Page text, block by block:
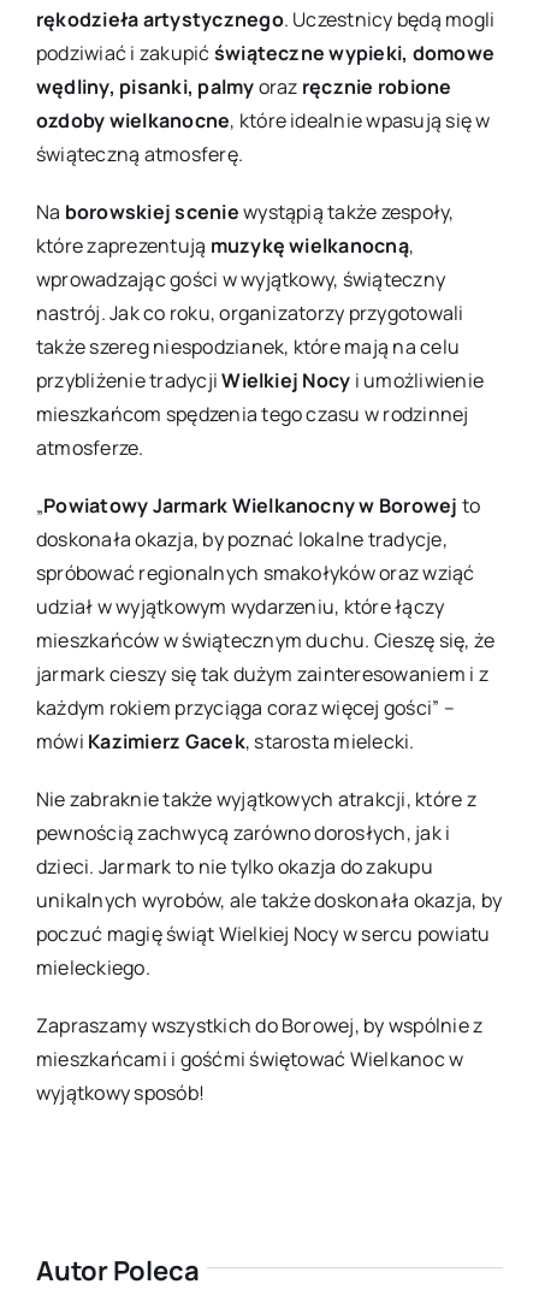
rękodzieła artystycznego. Uczestnicy będą mogli
podziwiać i zakupićświąteczne wypieki, domowe
wędliny, pisanki, palmyoraz ręcznie robione
ozdoby wielkanocne, które idealnie wpasują się w
świąteczną atmosferę.
Na borowskiej sceniewystąpią także zespoły,
które zaprezentują muzykę wielkanocną,
wprowadzając gości w wyjątkowy, świąteczny
nastrój. Jak co roku, organizatorzy przygotowali
także szereg niespodzianek, które mają na celu
przybliżenie tradycjiWielkiej Nocy i umożliwienie
mieszkańcom spędzenia tego czasu w rodzinnej
atmosferze.
„Powiatowy Jarmark Wielkanocny w Borowej to
doskonała okazja, by poznać lokalne tradycje,
spróbować regionalnych smakołyków oraz wziąć
udział w wyjątkowym wydarzeniu, które łączy
mieszkańców w świątecznym duchu. Cieszę się, że
jarmark cieszy się tak dużym zainteresowaniem i z
każdym rokiem przyciąga coraz więcej gości” –
mówi Kazimierz Gacek, starosta mielecki.
Nie zabraknie także wyjątkowych atrakcji, które z
pewnością zachwycą zarówno dorosłych, jak i
dzieci. Jarmark to nie tylko okazja do zakupu
unikalnych wyrobów, ale także doskonała okazja, by
poczuć magię świąt Wielkiej Nocy w sercu powiatu
mieleckiego.
Zapraszamy wszystkich do Borowej, by wspólnie z
mieszkańcami i gośćmi świętować Wielkanoc w
wyjątkowy sposób!
Autor Poleca